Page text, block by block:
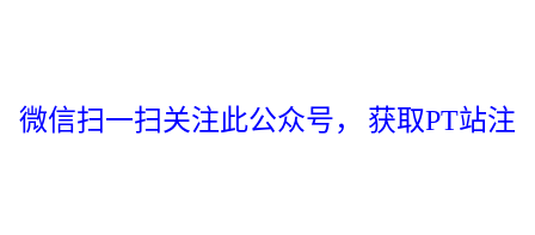
微信扫一扫关注此公众号， 获取PT站注